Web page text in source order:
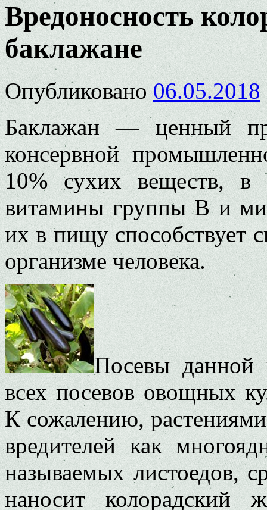
Вредоносность
баклажане
Опубликовано 06.05.2018
Баклажан — ценный
консервной
10% сухих веществ, в
витамины группы В и
их в пищу способствует
организме человека.
Посевы данной
всех посевов овощных
К сожалению,
вредителей как
называемых листоедов,
наносит колорадский